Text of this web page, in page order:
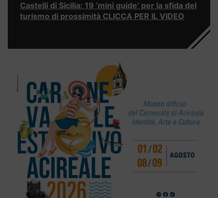
Castelli di Sicilia: 19 ‘mini guide’ per la sfida del
turismo di prossimità CLICCA PER IL VIDEO